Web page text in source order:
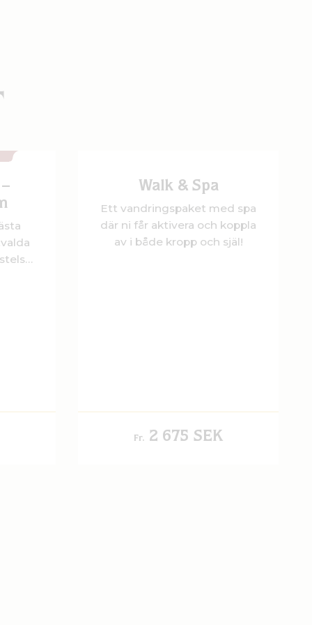
Walk & Spa
Ett vandringspaket med spa
där ni får aktivera och koppla
av i både kropp och själ!
Fr. 2 675 SEK